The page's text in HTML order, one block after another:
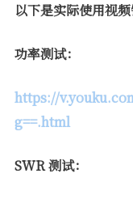
以下是实际使用视频
功率测试：
https://
g==.html
SWR测试：